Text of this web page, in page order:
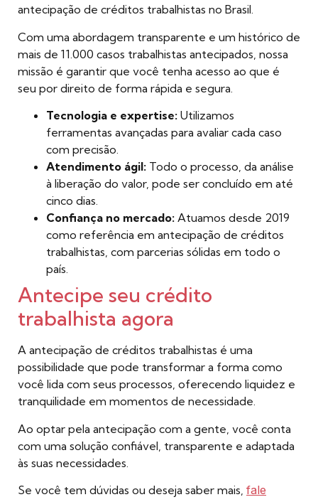
antecipação de créditos trabalhistas no Brasil.
Com uma abordagem transparente e um histórico de
mais de 11.000 casos trabalhistas antecipados, nossa
missão é garantir que você tenha acesso ao que é
seu por direito de forma rápida e segura.
Tecnologia e expertise: Utilizamos
ferramentas avançadas para avaliar cada caso
com precisão.
Atendimento ágil: Todo o processo, da análise
à liberação do valor, pode ser concluído em até
cinco dias.
Confiança no mercado: Atuamos desde 2019
como referência em antecipação de créditos
trabalhistas, com parcerias sólidas em todo o
país.
Antecipe seu crédito
trabalhista agora
A antecipação de créditos trabalhistas é uma
possibilidade que pode transformar a forma como
você lida com seus processos, oferecendo liquidez e
tranquilidade em momentos de necessidade.
Ao optar pela antecipação com a gente, você conta
com uma solução confiável, transparente e adaptada
às suas necessidades.
Se você tem dúvidas ou deseja saber mais, fale